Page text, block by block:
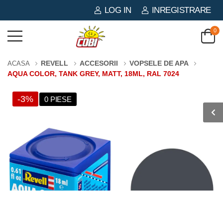
LOG IN INREGISTRARE
0
ACASA REVELL ACCESORII
VOPSELE DE APA
AQUA COLOR, TANK GREY, MATT, 18ML, RAL 7024
-3% 0 PIESE